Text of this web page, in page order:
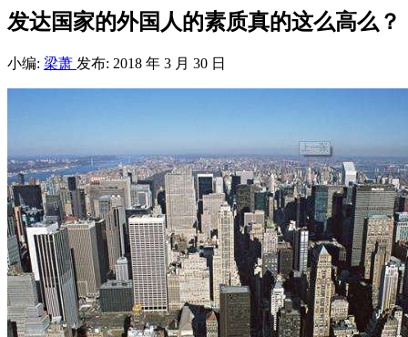
发达国家的外国人的素质真的这么高么？
小编: 梁萧 发布: 2018 年 3 月 30 日